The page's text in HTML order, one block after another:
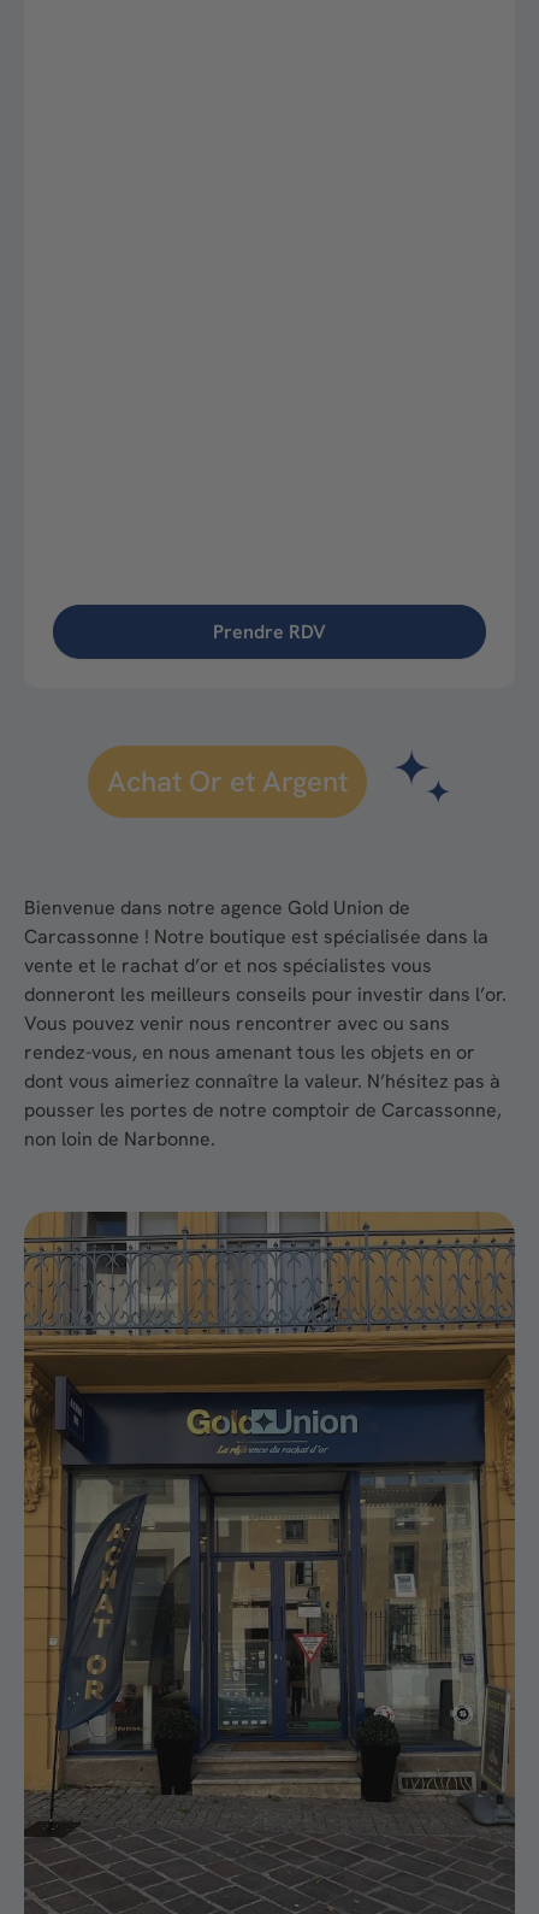
Achat Or et Argent
Bienvenue dans notre agence Gold Union de
Carcassonne ! Notre boutique est spécialisée dans la
vente et le rachat d’or et nos spécialistes vous
donneront les meilleurs conseils pour investir dans l’or.
Vous pouvez venir nous rencontrer avec ou sans
rendez-vous, en nous amenant tous les objets en or
dont vous aimeriez connaître la valeur. N’hésitez pas à
pousser les portes de notre comptoir de Carcassonne,
non loin de Narbonne.
Prendre RDV